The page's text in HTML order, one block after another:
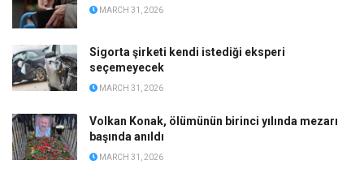
MARCH 31, 2026
Sigorta şirketi kendi istediği eksperi
seçemeyecek
MARCH 31, 2026
Volkan Konak, ölümünün birinci yılında mezarı
başında anıldı
MARCH 31, 2026